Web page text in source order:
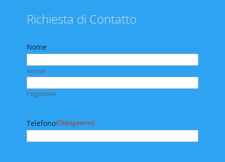
Richiesta di Contatto
Nome
Nome
Cognome
Telefono(Obbligatorio)